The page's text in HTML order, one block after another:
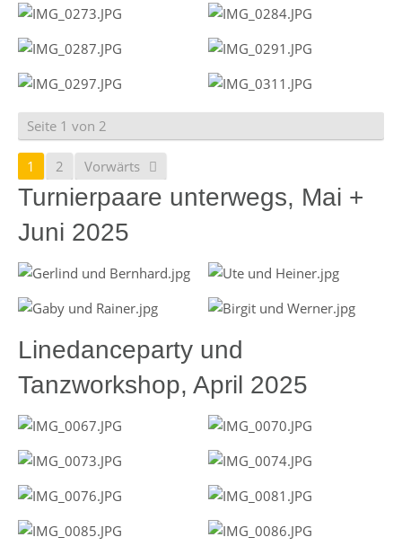
Seite 1 von 2
1 2 Vorwärts
Turnierpaare unterwegs, Mai +
Juni 2025
Linedanceparty und
Tanzworkshop, April 2025